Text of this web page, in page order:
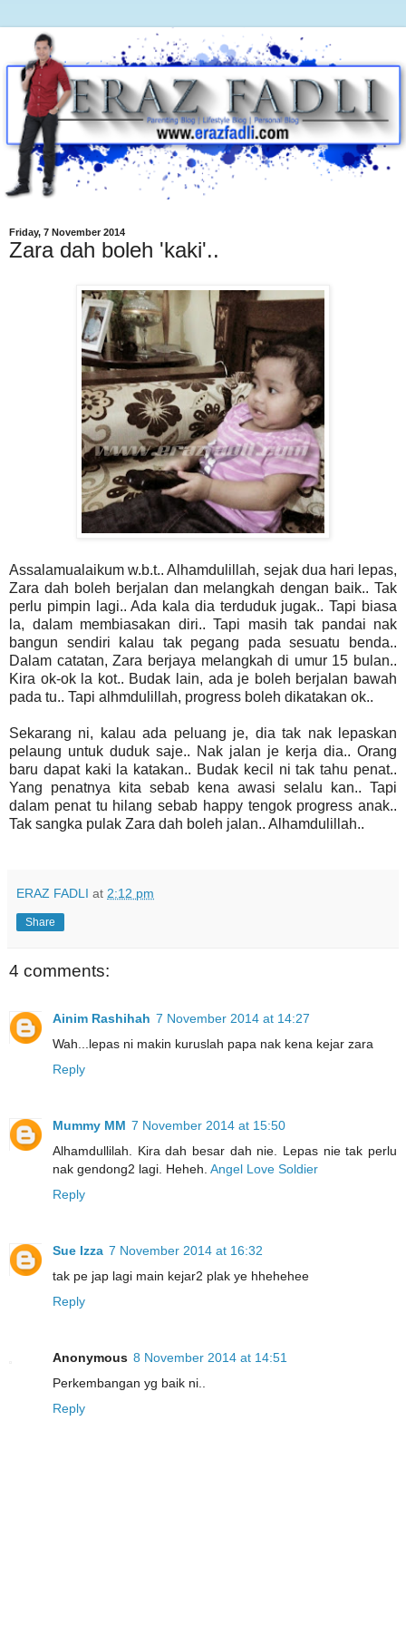
Friday, 7 November 2014
Zara dah boleh 'kaki'..
Assalamualaikum w.b.t.. Alhamdulillah, sejak dua hari lepas,
Zara dah boleh berjalan dan melangkah dengan baik.. Tak
perlu pimpin lagi.. Ada kala dia terduduk jugak.. Tapi biasa
la, dalam membiasakan diri.. Tapi masih tak pandai nak
bangun sendiri kalau tak pegang pada sesuatu benda..
Dalam catatan, Zara berjaya melangkah di umur 15 bulan..
Kira ok-ok la kot.. Budak lain, ada je boleh berjalan bawah
pada tu.. Tapi alhmdulillah, progress boleh dikatakan ok..
Sekarang ni, kalau ada peluang je, dia tak nak lepaskan
pelaung untuk duduk saje.. Nak jalan je kerja dia.. Orang
baru dapat kaki la katakan.. Budak kecil ni tak tahu penat..
Yang penatnya kita sebab kena awasi selalu kan.. Tapi
dalam penat tu hilang sebab happy tengok progress anak..
Tak sangka pulak Zara dah boleh jalan.. Alhamdulillah..
ERAZ FADLI at 2:12 pm
Share
4 comments:
Ainim Rashihah 7 November 2014 at 14:27
Wah...lepas ni makin kuruslah papa nak kena kejar zara
Reply
Mummy MM 7 November 2014 at 15:50
Alhamdullilah. Kira dah besar dah nie. Lepas nie tak perlu
nak gendong2 lagi. Heheh. Angel Love Soldier
Reply
Sue Izza 7 November 2014 at 16:32
tak pe jap lagi main kejar2 plak ye hhehehee
Reply
Anonymous 8 November 2014 at 14:51
Perkembangan yg baik ni..
Reply